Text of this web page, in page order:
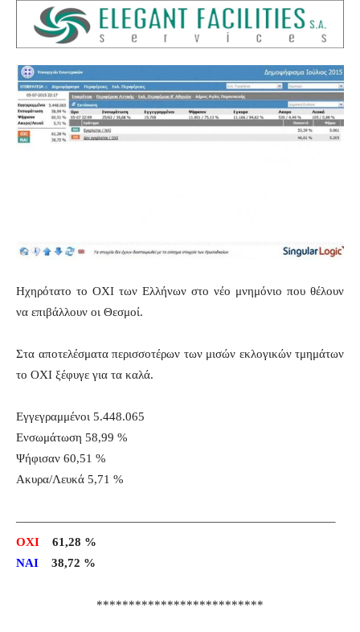
Ηχηρότατο το ΟΧΙ των Ελλήνων στο νέο μνημόνιο που θέλουν
να επιβάλλουν οι Θεσμοί.
Στα αποτελέσματα περισσοτέρων των μισών εκλογικών τμημάτων
το ΟΧΙ ξέφυγε για τα καλά.
Εγγεγραμμένοι 5.448.065
Ενσωμάτωση 58,99 %
Ψήφισαν 60,51 %
Ακυρα/Λευκά 5,71 %
——————————————————————————–
OXI
61,28 %
NAI 38,72 %
**************************